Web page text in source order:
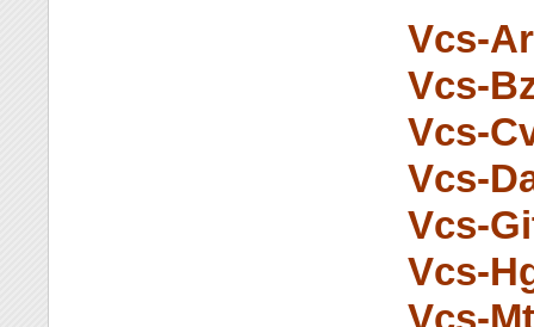
Vcs-
Vcs-
Vcs-
Vcs-
Vcs-
Vcs-